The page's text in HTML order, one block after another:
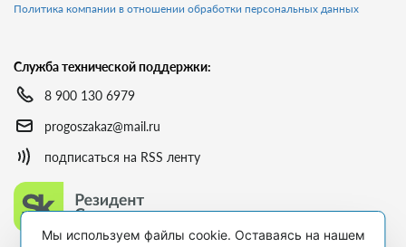
Политика компании в отношении обработки персональных данных
Служба технической поддержки:
8 900 130 6979
progoszakaz@mail.ru
подписаться на RSS ленту
Мы используем файлы cookie. Оставаясь на нашем